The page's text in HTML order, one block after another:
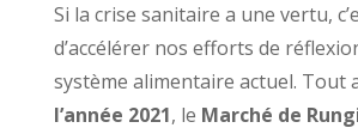
Si la crise sanitaire a une vertu,
d’accélérer nos efforts de
système alimentaire actuel. Tout
l’année 2021, le Marché de